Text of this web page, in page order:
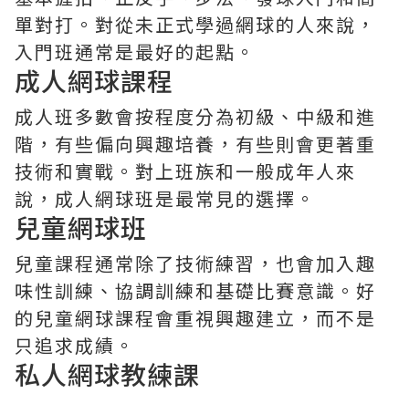
單對打。對從未正式學過網球的人來說，
入門班通常是最好的起點。
成人網球課程
成人班多數會按程度分為初級、中級和進
階，有些偏向興趣培養，有些則會更著重
技術和實戰。對上班族和一般成年人來
說，成人網球班是最常見的選擇。
兒童網球班
兒童課程通常除了技術練習，也會加入趣
味性訓練、協調訓練和基礎比賽意識。好
的兒童網球課程會重視興趣建立，而不是
只追求成績。
私人網球教練課